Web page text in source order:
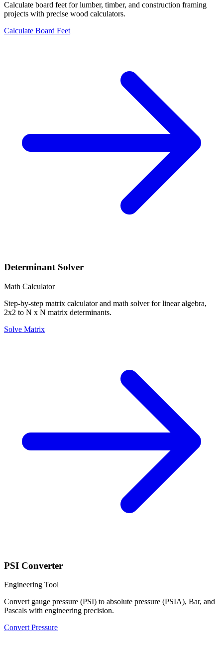
Calculate board feet for lumber, timber, and construction framing
projects with precise wood calculators.
Calculate Board Feet
Determinant Solver
Math Calculator
Step-by-step matrix calculator and math solver for linear algebra,
2x2 to N x N matrix determinants.
Solve Matrix
PSI Converter
Engineering Tool
Convert gauge pressure (PSI) to absolute pressure (PSIA), Bar, and
Pascals with engineering precision.
Convert Pressure